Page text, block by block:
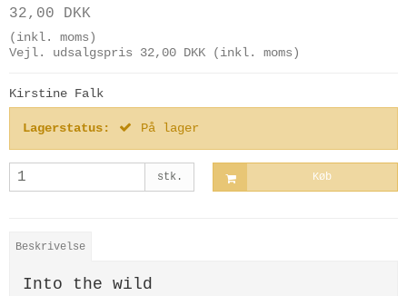
32,00 DKK
(inkl. moms)
Vejl. udsalgspris 32,00 DKK
(inkl. moms)
Kirstine Falk
Lagerstatus: På lager
stk. Køb
Beskrivelse
Into the wild